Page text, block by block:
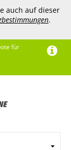
auch auf dieser
.
für